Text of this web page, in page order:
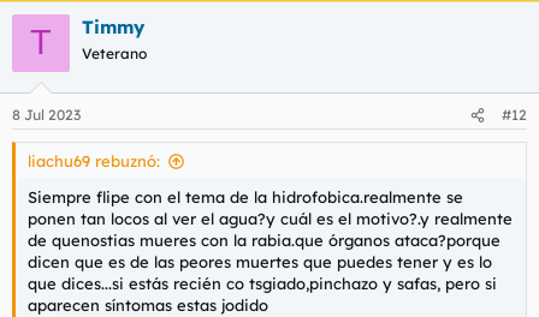
Para ver este contenido, necesitaremos su consentimiento
para configurar cookies de terceros.
Para obtener información más detallada, consulte nuestra
página de cookies.
Aceptar cookies de terceros
T Timmy
Veterano
8 Jul 2023 #12
liachu69 rebuznó:
Siempre flipe con el tema de la hidrofobica.realmente se
ponen tan locos al ver el agua?y cuál es el motivo?.y realmente
de quenostias mueres con la rabia.que órganos ataca?porque
dicen que es de las peores muertes que puedes tener y es lo
que dices...si estás recién co tsgiado,pinchazo y safas, pero si
aparecen síntomas estas jodido